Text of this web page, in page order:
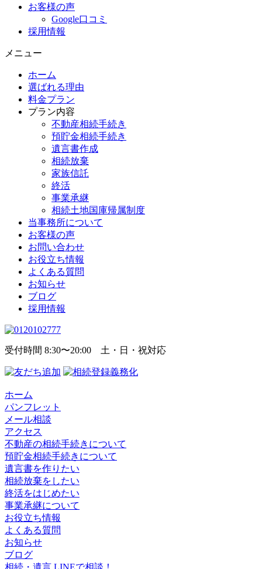
お客様の声
Google口コミ
採用情報
メニュー
ホーム
選ばれる理由
料金プラン
プラン内容
不動産相続手続き
預貯金相続手続き
遺言書作成
相続放棄
家族信託
終活
事業承継
相続土地国庫帰属制度
当事務所について
お客様の声
お問い合わせ
お役立ち情報
よくある質問
お知らせ
ブログ
採用情報
受付時間 8:30〜20:00 土・日・祝対応
ホーム
パンフレット
メール相談
アクセス
不動産の相続手続きについて
預貯金相続手続きについて
遺言書を作りたい
相続放棄をしたい
終活をはじめたい
事業承継について
お役立ち情報
よくある質問
お知らせ
ブログ
相続・遺言 LINEで相談！